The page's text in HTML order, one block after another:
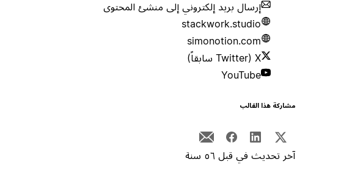
إرسال بريد إلكتروني إلى منشئ المحتوى
stackwork.studio
simonotion.com
X (Twitter سابقاً)
YouTube
مشاركة هذا القالب
آخر تحديث في قبل ٥٦ سنة